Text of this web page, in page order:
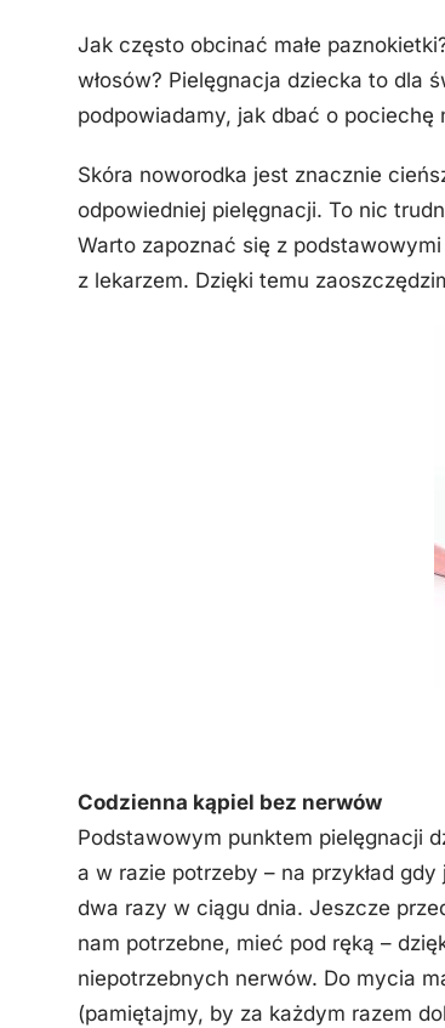
Jak często obcinać małe
włosów? Pielęgnacja dziecka to dla
podpowiadamy, jak dbać o
Skóra noworodka jest znacznie
odpowiedniej pielęgnacji. To nic
Warto zapoznać się z
z lekarzem. Dzięki temu
Codzienna kąpiel bez nerwów
Podstawowym punktem pielęgnacji
a w razie potrzeby – na przykład
dwa razy w ciągu dnia. Jeszcze
nam potrzebne, mieć pod ręką –
niepotrzebnych nerwów. Do mycia
(pamiętajmy, by za każdym razem